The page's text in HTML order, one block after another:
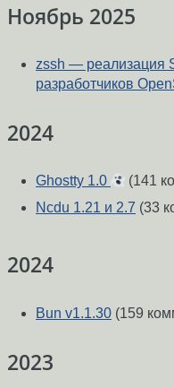
Ноябрь 2025
zssh — реализация
разработчиков
2024
Ghostty 1.0
(141
Ncdu 1.21 и 2.7 (33
2024
Bun v1.1.30 (159
2023